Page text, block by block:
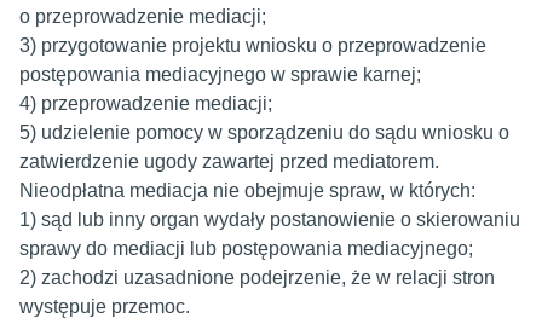
o przeprowadzenie mediacji;
3) przygotowanie projektu wniosku o przeprowadzenie
postępowania mediacyjnego w sprawie karnej;
4) przeprowadzenie mediacji;
5) udzielenie pomocy w sporządzeniu do sądu wniosku o
zatwierdzenie ugody zawartej przed mediatorem.
Nieodpłatna mediacja nie obejmuje spraw, w których:
1) sąd lub inny organ wydały postanowienie o skierowaniu
sprawy do mediacji lub postępowania mediacyjnego;
2) zachodzi uzasadnione podejrzenie, że w relacji stron
występuje przemoc.